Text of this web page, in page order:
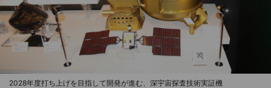
2028年度打ち上げを目指して開発が進む、深宇宙探査技術実証機